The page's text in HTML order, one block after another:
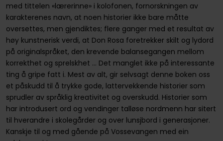
med tittelen «lærerinne» i kolofonen, fornorskningen av
karakterenes navn, at noen historier ikke bare måtte
oversettes, men gjendiktes; flere ganger med et resultat av
høy kunstnerisk verdi, at Don Rosa foretrekker skilt og lydord
på originalspråket, den krevende balansegangen mellom
korrekthet og sprelskhet ... Det manglet ikke på interessante
ting å gripe fatt i. Mest av alt, gir selvsagt denne boken oss
et påskudd til å trykke gode, lattervekkende historier som
sprudler av språklig kreativitet og overskudd. Historier som
har introdusert ord og vendinger talløse nordmenn har sitert
til hverandre i skolegårder og over lunsjbord i generasjoner.
Kanskje til og med gående på Vossevangen med ein